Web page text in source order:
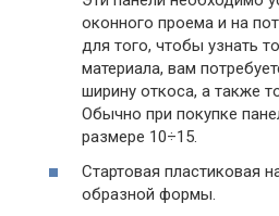
оконного проема и на
для того, чтобы узнать
материала, вам
ширину откоса, а также
Обычно при покупке
размере 10÷15.
Стартовая пластиковая
образной формы.